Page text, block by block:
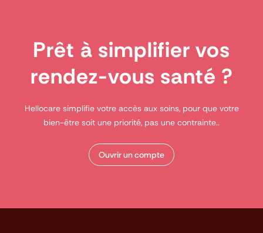
Prêt à simplifier vos
rendez-vous santé ?
Hellocare simplifie votre accès aux soins, pour que votre
bien-être soit une priorité, pas une contrainte..
Ouvrir un compte